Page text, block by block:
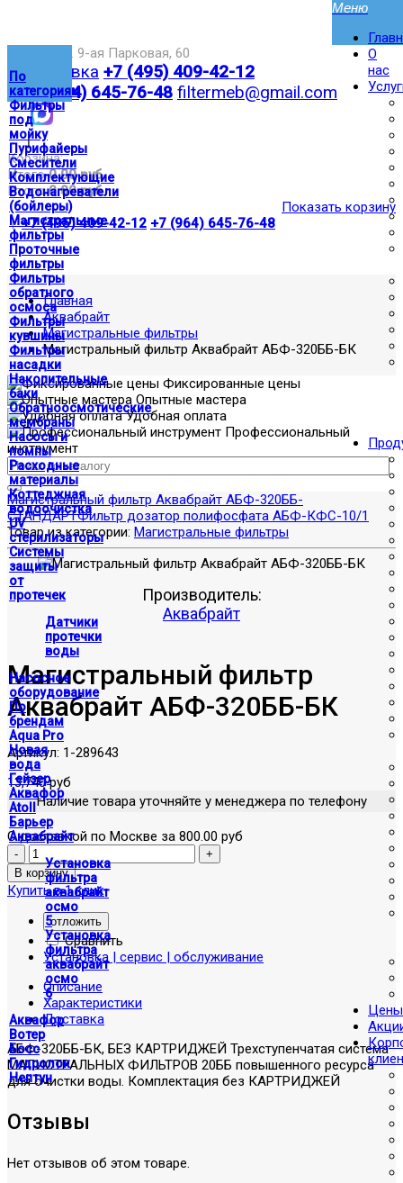
По
категориям
Фильтры
под
мойку
Пурифайеры
Смесители
Комплектующие
Водонагреватели
(бойлеры)
Магистральные
фильтры
Проточные
фильтры
Фильтры
обратного
осмоса
Фильтры
кувшины
Фильтры
насадки
Накопительные
баки
Обратноосмотические
мембраны
Насосы и
помпы
Расходные
материалы
Коттеджная
водоочистка
UV
стерилизаторы
Системы
защиты
от
протечек
Датчики
протечки
воды
Насосное
оборудование
По
брендам
Aqua Pro
Новая
вода
Гейзер
Аквафор
Atoll
Барьер
Аквабрайт
Установка
фильтра
аквабрайт
осмо
5
Установка
фильтра
аквабрайт
осмо
6
Аквафор
Вотер
Босс
Гидролок
Нептун
Москва,ул. 9-ая Парковая, 60
Доставка +7 (495) 409-42-12
+7 (964) 645-76-48 filtermeb@gmail.com
|
Корзина:
Итого0.00 руб
Итого0.00 руб
Показать корзину
| +7 (495) 409-42-12 +7 (964) 645-76-48
О
нас
Цены
Главная
Аквабрайт
Магистральные фильтры
Магистральный фильтр Аквабрайт АБФ-320ББ-БК
Фиксированные цены
Опытные мастера
Удобная оплата
Профессиональный
инструмент
Магистральный фильтр Аквабрайт АБФ-320ББ-
СТАНДАРТФильтр дозатор полифосфата АБФ-КФС-10/1
Товар из категории: Магистральные фильтры
Производитель:
Аквабрайт
Магистральный фильтр
Аквабрайт АБФ-320ББ-БК
Артикул: 1-289643
13,740 руб
Наличие товара уточняйте у менеджера по телефону
С доставкой по Москве за 800.00 руб
Купить в 1 клик
отложить
Сравнить
Установка | сервис | обслуживание
Описание
Характеристики
Доставка
АБФ-320ББ-БК, БЕЗ КАРТРИДЖЕЙ Трехступенчатая система
МАГИСТРАЛЬНЫХ ФИЛЬТРОВ 20ББ повышенного ресурса
для очистки воды. Комплектация без КАРТРИДЖЕЙ
Отзывы
Нет отзывов об этом товаре.